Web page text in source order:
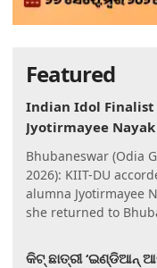
Featured
Indian Idol Finalist
Jyotirmayee
Bhubaneswar (Odia
2026): KIIT-DU
alumna Jyotirmayee
she returned to
କିଟ୍‍ ଛାତ୍ରୀ ‘ଇଣ୍ଡିଆନ୍